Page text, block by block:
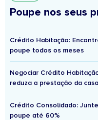
Poupe nos seus
Crédito Habitação:
poupe todos os meses
Negociar Crédito
reduza a prestação da casa
Crédito Consolidado:
poupe até 60%